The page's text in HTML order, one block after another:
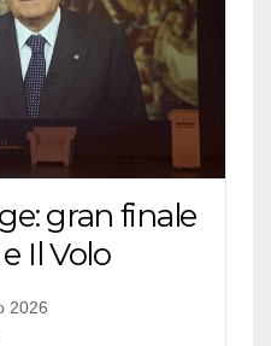
gran finale
Il Volo
2026